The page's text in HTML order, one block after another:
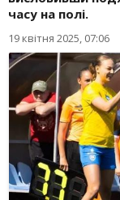
часу на полі.
19 квітня 2025, 07:06